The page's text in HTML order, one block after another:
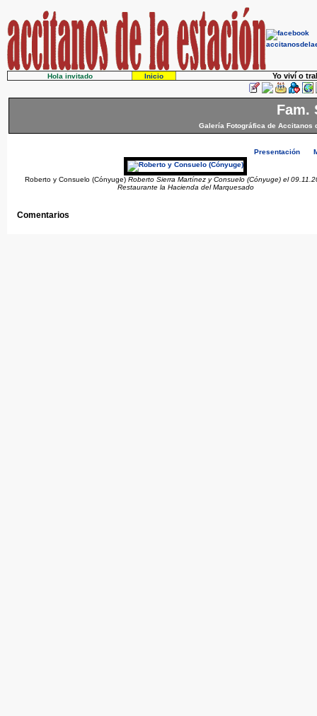
Hola invitado Inicio Yo viví o
Fam.
Galería Fotográfica de Accitanos
Presentación
Roberto y Consuelo (Cónyuge) Roberto Sierra Martínez y Consuelo (Cónyuge) el
Restaurante la Hacienda del Marquesado
Comentarios